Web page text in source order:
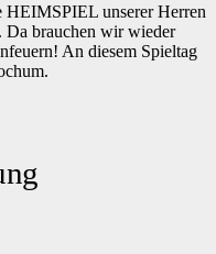
HEIMSPIEL unserer Herren
Da brauchen wir wieder
An diesem Spieltag